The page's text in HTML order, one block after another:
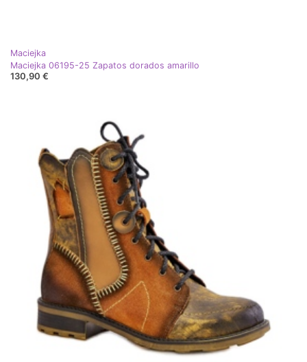
Maciejka
Maciejka 06195-25 Zapatos dorados amarillo
130,90 €